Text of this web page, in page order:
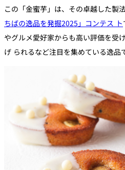
この「金蜜芋」は、その卓越した製
ちばの逸品を発掘2025」コンテス ト
やグルメ愛好家からも高い評価を受
げ られるなど注目を集めている逸品